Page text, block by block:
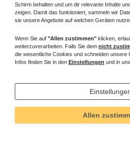
Schirm behalten und um dir relevante Inhalte
zeigen. Damit das funktioniert, sammeln wir
sie unsere Angebote auf welchen Geräten
Wenn Sie auf "Allen zustimmen" klicken,
weiterzuverarbeiten. Falls Sie dem nicht
die wesentliche Cookies und schneiden unsere
Infos finden Sie in den Einstellungen und in
Allen